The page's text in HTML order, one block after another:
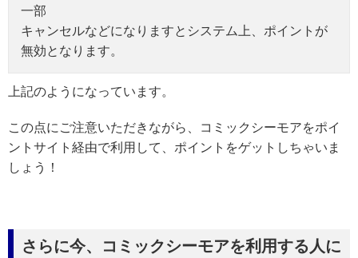
一部
キャンセルなどになりますとシステム上、ポイントが
無効となります。
上記のようになっています。
この点にご注意いただきながら、コミックシーモアをポイ
ントサイト経由で利用して、ポイントをゲットしちゃいま
しょう！
さらに今、コミックシーモアを利用する人に